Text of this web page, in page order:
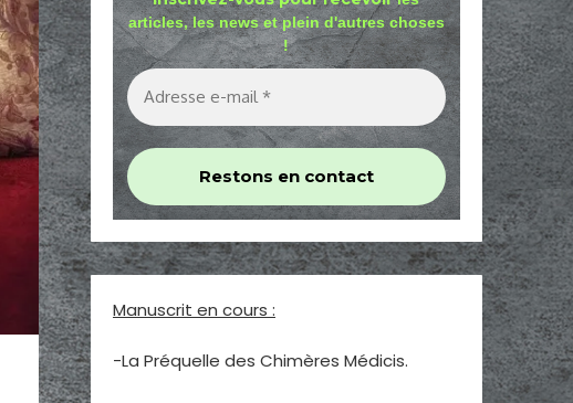
articles, les news et plein d'autres choses
!
Manuscrit en cours :
-La Préquelle des Chimères Médicis.